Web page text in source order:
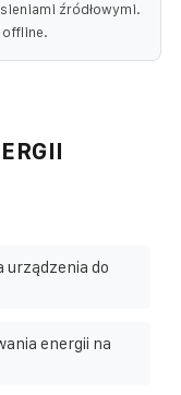
źródłowymi.
offline.
do
energii na